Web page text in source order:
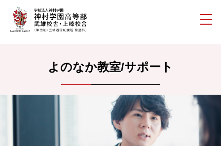
よのなか教室/サポート